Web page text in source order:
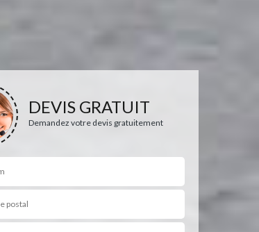
DEVIS GRATUIT
Demandez votre devis gratuitement